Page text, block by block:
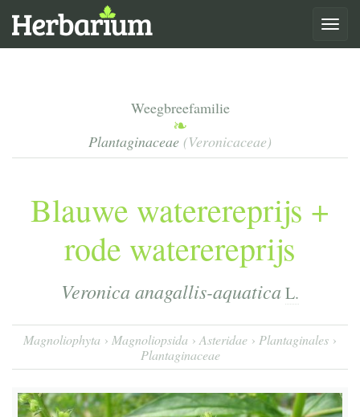
Toggle
Weegbreefamilie
Plantaginaceae (Veronicaceae)
Blauwe waterereprijs +
rode waterereprijs
Veronica anagallis-aquatica L.
Magnoliophyta Magnoliopsida Asteridae
Plantaginales
Plantaginaceae